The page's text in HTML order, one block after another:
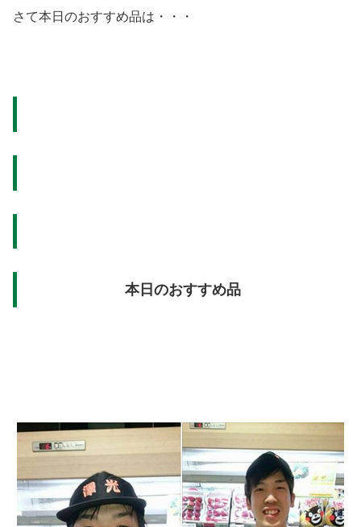
さて本日のおすすめ品は・・・
本日のおすすめ品